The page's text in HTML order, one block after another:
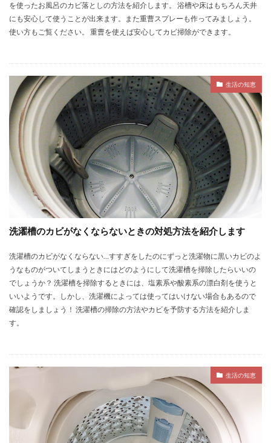
を使ったお風呂のカビ落としの方法を紹介します。 浴槽や床はもちろん天井
にも安心して使うことが出来ます。また重曹スプレーも作ってみましょう。
使い方もご覧ください。 重曹を使えば安心してカビ掃除ができます。
生活の知恵
洗濯槽のカビがなくならないときの対処方法を紹介します
洗濯槽のカビがなくならない…すすぎをしたのにずっと洗濯物に黒いカビのよ
うなものがついてしまうときにはどのようにして洗濯槽を掃除したらいいの
でしょうか？ 洗濯槽を掃除するときには、塩素系や酸素系の漂白剤を使うと
いいようです。しかし、洗濯機によっては使ってはいけない場合もあるので
確認をしましょう！ 洗濯槽の掃除の方法やカビを予防する方法を紹介しま
す。
生活の知恵